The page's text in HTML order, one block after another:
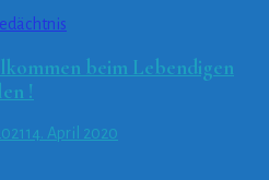
beim Lebendigen
!
14. April 2020